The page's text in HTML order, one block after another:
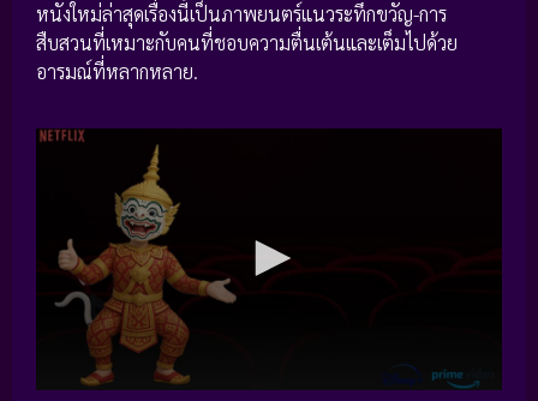
หนังใหม่ล่าสุดเรื่องนี้เป็นภาพยนตร์แนวระทึกขวัญ-การ
สืบสวนที่เหมาะกับคนที่ชอบความตื่นเต้นและเต็มไปด้วย
อารมณ์ที่หลากหลาย.